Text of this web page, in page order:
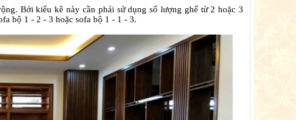
Bởi kiểu kê này cần phải sử dụng số lượng ghế từ 2 hoặc 3
bộ 1 - 2 - 3 hoặc sofa bộ 1 - 1 - 3.